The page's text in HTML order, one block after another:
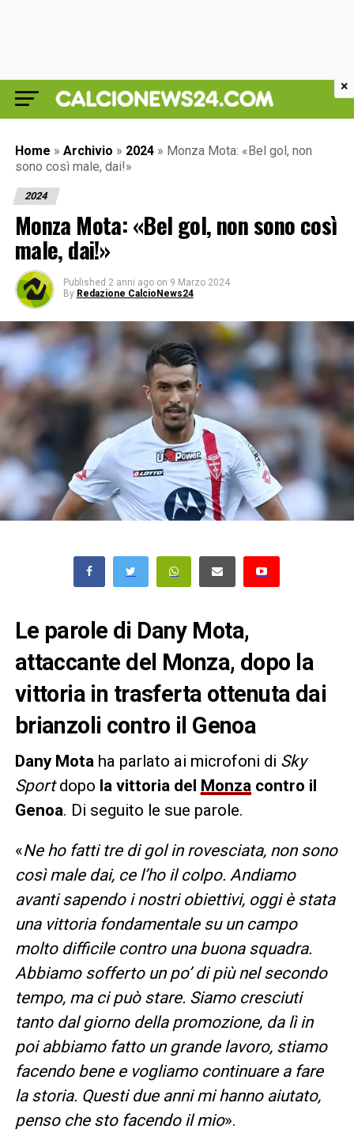
Home » Archivio » 2024 » Monza Mota: «Bel gol, non
sono così male, dai!»
2024
Monza Mota: «Bel gol, non sono così
male, dai!»
Published 2 anni ago on 9 Marzo 2024
By Redazione CalcioNews24
Le parole di Dany Mota,
attaccante del Monza, dopo la
vittoria in trasferta ottenuta dai
brianzoli contro il Genoa
Dany Mota ha parlato ai microfoni di Sky
Sportdopo la vittoria del Monza contro il
Genoa. Di seguito le sue parole.
«Ne ho fatti tre di gol in rovesciata, non sono
così male dai, ce l’ho il colpo. Andiamo
avanti sapendo i nostri obiettivi, oggi è stata
una vittoria fondamentale su un campo
molto difficile contro una buona squadra.
Abbiamo sofferto un po’ di più nel secondo
tempo, ma ci può stare. Siamo cresciuti
tanto dal giorno della promozione, da lì in
poi abbiamo fatto un grande lavoro, stiamo
facendo bene e vogliamo continuare a fare
la storia. Questi due anni mi hanno aiutato,
penso che sto facendo il mio».
×